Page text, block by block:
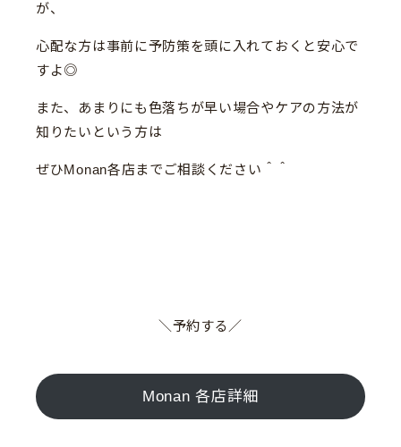
が、
心配な方は事前に予防策を頭に入れておくと安心で
すよ◎
また、あまりにも色落ちが早い場合やケアの方法が
知りたいという方は
ぜひMonan各店までご相談ください＾＾
＼予約する／
Monan 各店詳細